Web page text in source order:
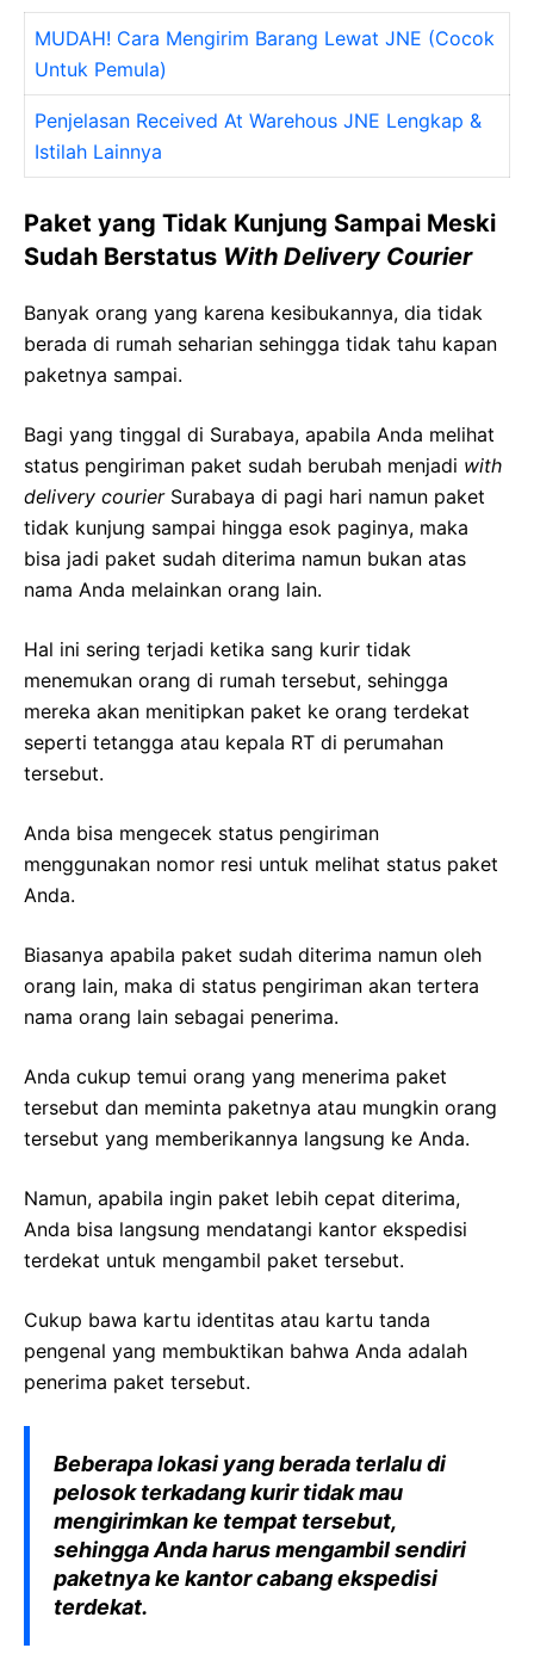
MUDAH! Cara Mengirim Barang Lewat JNE (Cocok
Untuk Pemula)
Penjelasan Received At Warehous JNE Lengkap &
Istilah Lainnya
Paket yang Tidak Kunjung Sampai Meski
Sudah Berstatus With Delivery Courier
Banyak orang yang karena kesibukannya, dia tidak
berada di rumah seharian sehingga tidak tahu kapan
paketnya sampai.
Bagi yang tinggal di Surabaya, apabila Anda melihat
status pengiriman paket sudah berubah menjadi with
delivery courierSurabaya di pagi hari namun paket
tidak kunjung sampai hingga esok paginya, maka
bisa jadi paket sudah diterima namun bukan atas
nama Anda melainkan orang lain.
Hal ini sering terjadi ketika sang kurir tidak
menemukan orang di rumah tersebut, sehingga
mereka akan menitipkan paket ke orang terdekat
seperti tetangga atau kepala RT di perumahan
tersebut.
Anda bisa mengecek status pengiriman
menggunakan nomor resi untuk melihat status paket
Anda.
Biasanya apabila paket sudah diterima namun oleh
orang lain, maka di status pengiriman akan tertera
nama orang lain sebagai penerima.
Anda cukup temui orang yang menerima paket
tersebut dan meminta paketnya atau mungkin orang
tersebut yang memberikannya langsung ke Anda.
Namun, apabila ingin paket lebih cepat diterima,
Anda bisa langsung mendatangi kantor ekspedisi
terdekat untuk mengambil paket tersebut.
Cukup bawa kartu identitas atau kartu tanda
pengenal yang membuktikan bahwa Anda adalah
penerima paket tersebut.
Beberapa lokasi yang berada terlalu di
pelosok terkadang kurir tidak mau
mengirimkan ke tempat tersebut,
sehingga Anda harus mengambil sendiri
paketnya ke kantor cabang ekspedisi
terdekat.